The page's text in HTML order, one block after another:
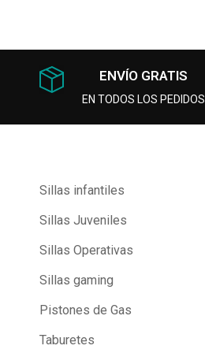
ENVÍO GRATIS
EN TODOS LOS PEDIDOS
Sillas infantiles
Sillas Juveniles
Sillas Operativas
Sillas gaming
Pistones de Gas
Taburetes